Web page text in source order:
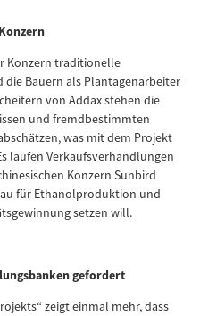
Konzern traditionelle
Bauern als Plantagenarbeiter
von Addax stehen die
und fremdbestimmten
was mit dem Projekt
laufen Verkaufsverhandlungen
Konzern Sunbird
für Ethanolproduktion und
setzen will.
gefordert
zeigt einmal mehr, dass